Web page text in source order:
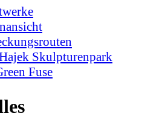
Skulpturenpark
Fuse